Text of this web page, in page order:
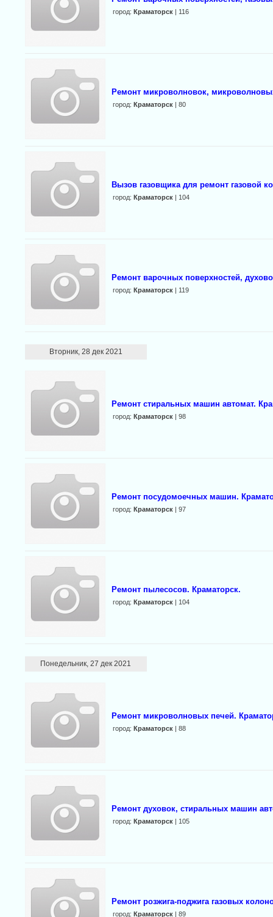
город: Краматорск| 116
Ремонт микроволновок,
город: Краматорск| 80
Вызов газовщика для ремонт газовой
город: Краматорск| 104
Ремонт варочных поверхностей,
город: Краматорск| 119
Вторник, 28 дек 2021
Ремонт стиральных машин автомат.
город: Краматорск| 98
Ремонт посудомоечных машин.
город: Краматорск| 97
Ремонт пылесосов. Краматорск.
город: Краматорск| 104
Понедельник, 27 дек 2021
Ремонт микроволновых печей.
город: Краматорск| 88
Ремонт духовок, стиральных машин
город: Краматорск| 105
Ремонт розжига-поджига газовых
город: Краматорск| 89